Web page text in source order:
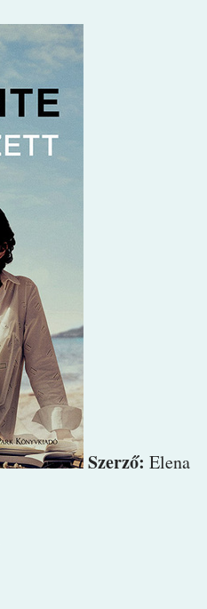
Szerző: Elena